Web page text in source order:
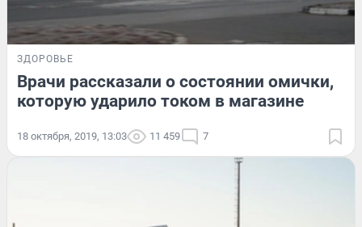
ЗДОРОВЬЕ
Врачи рассказали о состоянии омички,
которую ударило током в магазине
18 октября, 2019, 13:03 11 459 7